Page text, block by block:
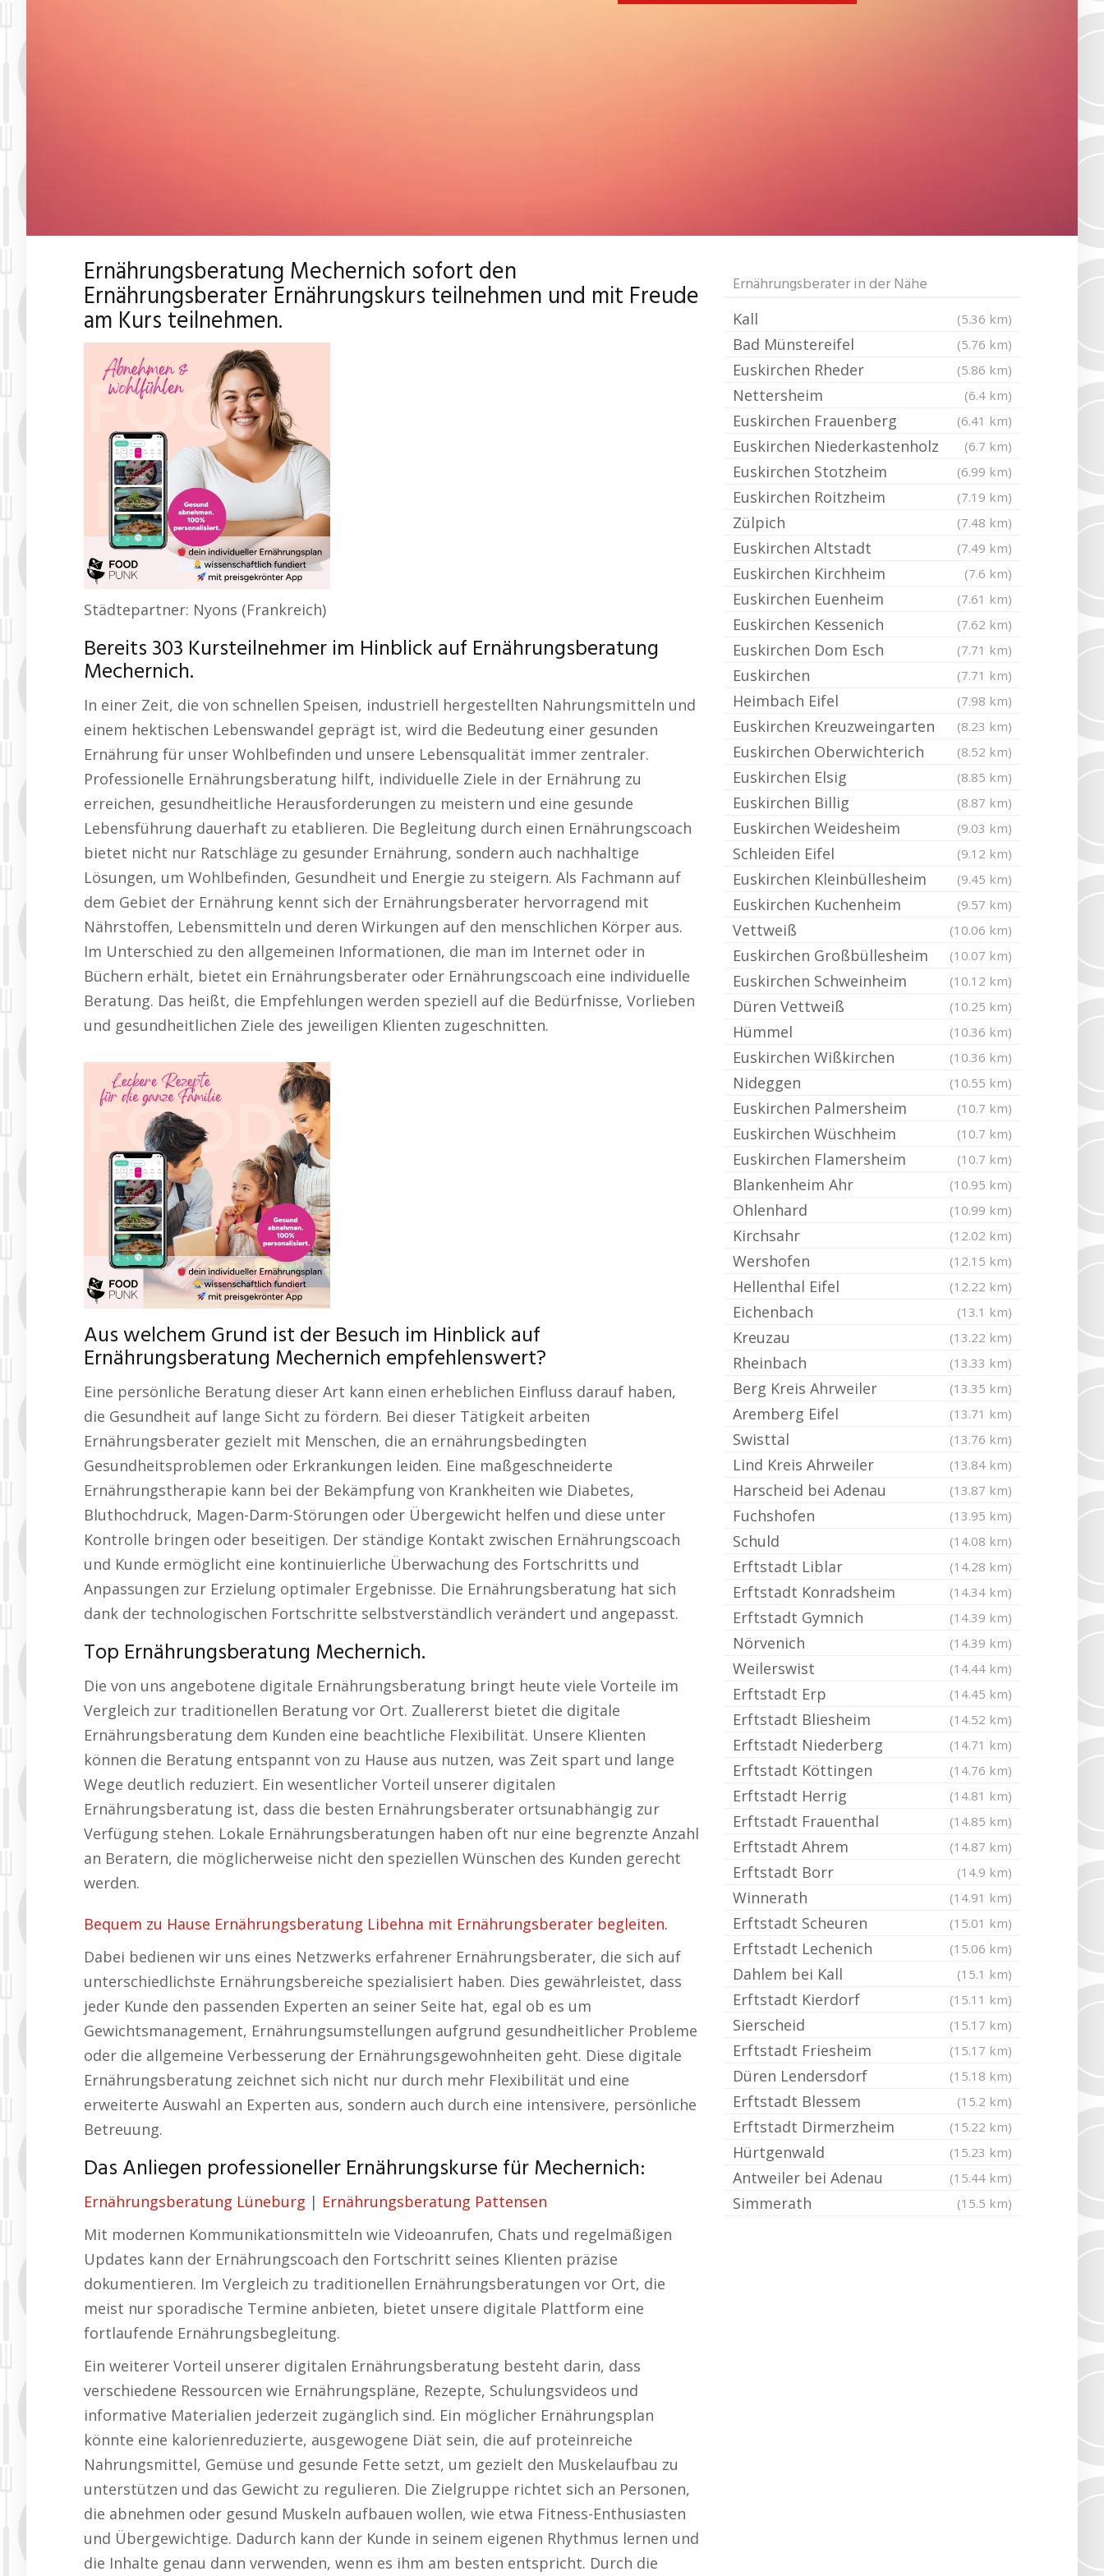
Ernährungsberatung Mechernich sofort den
Ernährungsberater Ernährungskurs teilnehmen und mit Freude
am Kurs teilnehmen.
Städtepartner: Nyons (Frankreich)
Bereits 303 Kursteilnehmer im Hinblick auf Ernährungsberatung
Mechernich.
In einer Zeit, die von schnellen Speisen, industriell hergestellten Nahrungsmitteln und
einem hektischen Lebenswandel geprägt ist, wird die Bedeutung einer gesunden
Ernährung für unser Wohlbefinden und unsere Lebensqualität immer zentraler.
Professionelle Ernährungsberatung hilft, individuelle Ziele in der Ernährung zu
erreichen, gesundheitliche Herausforderungen zu meistern und eine gesunde
Lebensführung dauerhaft zu etablieren. Die Begleitung durch einen Ernährungscoach
bietet nicht nur Ratschläge zu gesunder Ernährung, sondern auch nachhaltige
Lösungen, um Wohlbefinden, Gesundheit und Energie zu steigern. Als Fachmann auf
dem Gebiet der Ernährung kennt sich der Ernährungsberater hervorragend mit
Nährstoffen, Lebensmitteln und deren Wirkungen auf den menschlichen Körper aus.
Im Unterschied zu den allgemeinen Informationen, die man im Internet oder in
Büchern erhält, bietet ein Ernährungsberater oder Ernährungscoach eine individuelle
Beratung. Das heißt, die Empfehlungen werden speziell auf die Bedürfnisse, Vorlieben
und gesundheitlichen Ziele des jeweiligen Klienten zugeschnitten.
Aus welchem Grund ist der Besuch im Hinblick auf
Ernährungsberatung Mechernich empfehlenswert?
Eine persönliche Beratung dieser Art kann einen erheblichen Einfluss darauf haben,
die Gesundheit auf lange Sicht zu fördern. Bei dieser Tätigkeit arbeiten
Ernährungsberater gezielt mit Menschen, die an ernährungsbedingten
Gesundheitsproblemen oder Erkrankungen leiden. Eine maßgeschneiderte
Ernährungstherapie kann bei der Bekämpfung von Krankheiten wie Diabetes,
Bluthochdruck, Magen-Darm-Störungen oder Übergewicht helfen und diese unter
Kontrolle bringen oder beseitigen. Der ständige Kontakt zwischen Ernährungscoach
und Kunde ermöglicht eine kontinuierliche Überwachung des Fortschritts und
Anpassungen zur Erzielung optimaler Ergebnisse. Die Ernährungsberatung hat sich
dank der technologischen Fortschritte selbstverständlich verändert und angepasst.
Top Ernährungsberatung Mechernich.
Die von uns angebotene digitale Ernährungsberatung bringt heute viele Vorteile im
Vergleich zur traditionellen Beratung vor Ort. Zuallererst bietet die digitale
Ernährungsberatung dem Kunden eine beachtliche Flexibilität. Unsere Klienten
können die Beratung entspannt von zu Hause aus nutzen, was Zeit spart und lange
Wege deutlich reduziert. Ein wesentlicher Vorteil unserer digitalen
Ernährungsberatung ist, dass die besten Ernährungsberater ortsunabhängig zur
Verfügung stehen. Lokale Ernährungsberatungen haben oft nur eine begrenzte Anzahl
an Beratern, die möglicherweise nicht den speziellen Wünschen des Kunden gerecht
werden.
Bequem zu Hause Ernährungsberatung Libehna mit Ernährungsberater begleiten.
Dabei bedienen wir uns eines Netzwerks erfahrener Ernährungsberater, die sich auf
unterschiedlichste Ernährungsbereiche spezialisiert haben. Dies gewährleistet, dass
jeder Kunde den passenden Experten an seiner Seite hat, egal ob es um
Gewichtsmanagement, Ernährungsumstellungen aufgrund gesundheitlicher Probleme
oder die allgemeine Verbesserung der Ernährungsgewohnheiten geht. Diese digitale
Ernährungsberatung zeichnet sich nicht nur durch mehr Flexibilität und eine
erweiterte Auswahl an Experten aus, sondern auch durch eine intensivere, persönliche
Betreuung.
Das Anliegen professioneller Ernährungskurse für Mechernich:
Ernährungsberatung Lüneburg | Ernährungsberatung Pattensen
Mit modernen Kommunikationsmitteln wie Videoanrufen, Chats und regelmäßigen
Updates kann der Ernährungscoach den Fortschritt seines Klienten präzise
dokumentieren. Im Vergleich zu traditionellen Ernährungsberatungen vor Ort, die
meist nur sporadische Termine anbieten, bietet unsere digitale Plattform eine
fortlaufende Ernährungsbegleitung.
Ein weiterer Vorteil unserer digitalen Ernährungsberatung besteht darin, dass
verschiedene Ressourcen wie Ernährungspläne, Rezepte, Schulungsvideos und
informative Materialien jederzeit zugänglich sind. Ein möglicher Ernährungsplan
könnte eine kalorienreduzierte, ausgewogene Diät sein, die auf proteinreiche
Nahrungsmittel, Gemüse und gesunde Fette setzt, um gezielt den Muskelaufbau zu
unterstützen und das Gewicht zu regulieren. Die Zielgruppe richtet sich an Personen,
die abnehmen oder gesund Muskeln aufbauen wollen, wie etwa Fitness-Enthusiasten
und Übergewichtige. Dadurch kann der Kunde in seinem eigenen Rhythmus lernen und
die Inhalte genau dann verwenden, wenn es ihm am besten entspricht. Durch die
Ernährungsberater in der Nähe
Kall (5.36 km)
Bad Münstereifel (5.76 km)
Euskirchen Rheder (5.86 km)
Nettersheim (6.4 km)
Euskirchen Frauenberg (6.41 km)
Euskirchen Niederkastenholz (6.7 km)
Euskirchen Stotzheim (6.99 km)
Euskirchen Roitzheim (7.19 km)
Zülpich (7.48 km)
Euskirchen Altstadt (7.49 km)
Euskirchen Kirchheim (7.6 km)
Euskirchen Euenheim (7.61 km)
Euskirchen Kessenich (7.62 km)
Euskirchen Dom Esch (7.71 km)
Euskirchen (7.71 km)
Heimbach Eifel (7.98 km)
Euskirchen Kreuzweingarten (8.23 km)
Euskirchen Oberwichterich (8.52 km)
Euskirchen Elsig (8.85 km)
Euskirchen Billig (8.87 km)
Euskirchen Weidesheim (9.03 km)
Schleiden Eifel (9.12 km)
Euskirchen Kleinbüllesheim (9.45 km)
Euskirchen Kuchenheim (9.57 km)
Vettweiß (10.06 km)
Euskirchen Großbüllesheim (10.07 km)
Euskirchen Schweinheim (10.12 km)
Düren Vettweiß (10.25 km)
Hümmel (10.36 km)
Euskirchen Wißkirchen (10.36 km)
Nideggen (10.55 km)
Euskirchen Palmersheim (10.7 km)
Euskirchen Wüschheim (10.7 km)
Euskirchen Flamersheim (10.7 km)
Blankenheim Ahr (10.95 km)
Ohlenhard (10.99 km)
Kirchsahr (12.02 km)
Wershofen (12.15 km)
Hellenthal Eifel (12.22 km)
Eichenbach (13.1 km)
Kreuzau (13.22 km)
Rheinbach (13.33 km)
Berg Kreis Ahrweiler (13.35 km)
Aremberg Eifel (13.71 km)
Swisttal (13.76 km)
Lind Kreis Ahrweiler (13.84 km)
Harscheid bei Adenau (13.87 km)
Fuchshofen (13.95 km)
Schuld (14.08 km)
Erftstadt Liblar (14.28 km)
Erftstadt Konradsheim (14.34 km)
Erftstadt Gymnich (14.39 km)
Nörvenich (14.39 km)
Weilerswist (14.44 km)
Erftstadt Erp (14.45 km)
Erftstadt Bliesheim (14.52 km)
Erftstadt Niederberg (14.71 km)
Erftstadt Köttingen (14.76 km)
Erftstadt Herrig (14.81 km)
Erftstadt Frauenthal (14.85 km)
Erftstadt Ahrem (14.87 km)
Erftstadt Borr (14.9 km)
Winnerath (14.91 km)
Erftstadt Scheuren (15.01 km)
Erftstadt Lechenich (15.06 km)
Dahlem bei Kall (15.1 km)
Erftstadt Kierdorf (15.11 km)
Sierscheid (15.17 km)
Erftstadt Friesheim (15.17 km)
Düren Lendersdorf (15.18 km)
Erftstadt Blessem (15.2 km)
Erftstadt Dirmerzheim (15.22 km)
Hürtgenwald (15.23 km)
Antweiler bei Adenau (15.44 km)
Simmerath (15.5 km)